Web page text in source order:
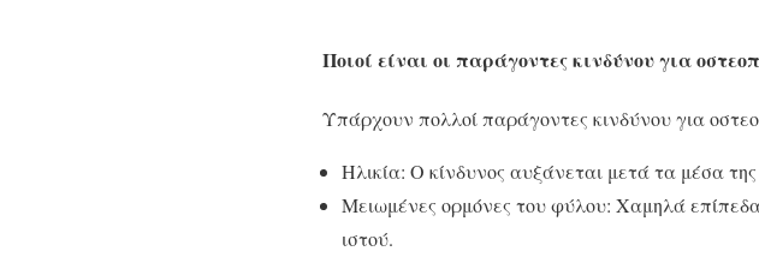
Ποιοί είναι οι παράγοντες κινδύνου για
Υπάρχουν πολλοί παράγοντες κινδύνου για
Ηλικία: Ο κίνδυνος αυξάνεται μετά τα μέσα
Μειωμένες ορμόνες του φύλου: Χαμηλά
ιστού.